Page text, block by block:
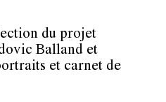
du projet
Balland et
et carnet de